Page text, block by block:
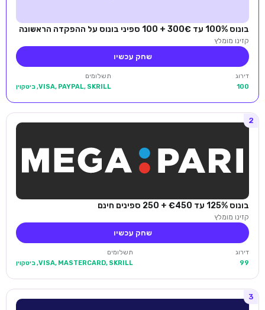
בונוס 100% עד 300€ + 100 ספיני בונוס על ההפקדה הראשונה
קזינו מומלץ
שחק עכשיו
דירוג
100
תשלומים
VISA, PAYPAL, SKRILL, ביטקוין
2
בונוס 125% עד €450 + 250 ספינים חינם
קזינו מומלץ
שחק עכשיו
דירוג
99
תשלומים
VISA, MASTERCARD, SKRILL, ביטקוין
3